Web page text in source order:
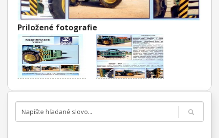
Priložené fotografie